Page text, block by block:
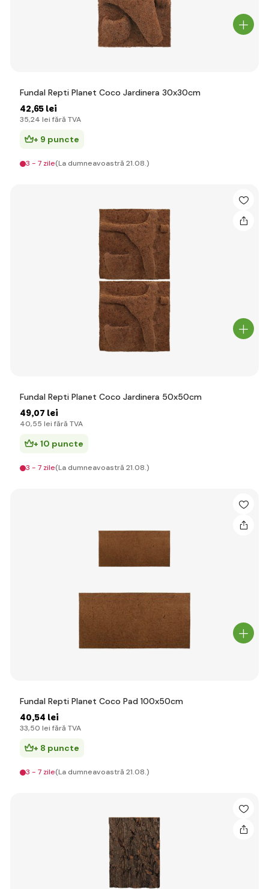
Fundal Repti Planet Coco Jardinera 30x30cm
42,65 lei
35,24 lei fără TVA
+ 9 puncte
3 - 7 zile(La dumneavoastră 21.08.)
Fundal Repti Planet Coco Jardinera 50x50cm
49,07 lei
40,55 lei fără TVA
+ 10 puncte
3 - 7 zile(La dumneavoastră 21.08.)
Fundal Repti Planet Coco Pad 100x50cm
40,54 lei
33,50 lei fără TVA
+ 8 puncte
3 - 7 zile(La dumneavoastră 21.08.)